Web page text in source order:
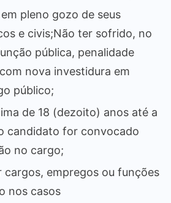
pleno gozo de seus
e civis;Não ter sofrido, no
pública, penalidade
nova investidura em
público;
de 18 (dezoito) anos até a
candidato for convocado
no cargo;
cargos, empregos ou funções
nos casos